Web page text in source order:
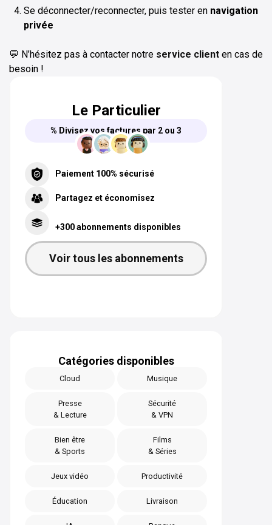
Se déconnecter/reconnecter, puis tester en navigation
privée
💬 N’hésitez pas à contacter notre service client en cas de
besoin !
Le Particulier
% Divisez vos factures par 2 ou 3
Paiement 100% sécurisé
Partagez et économisez
+300 abonnements disponibles
Voir tous les abonnements
Catégories disponibles
Cloud Musique
Presse
& Lecture
Sécurité
& VPN
Bien être
& Sports
Films
& Séries
Jeux vidéo Productivité
Éducation Livraison